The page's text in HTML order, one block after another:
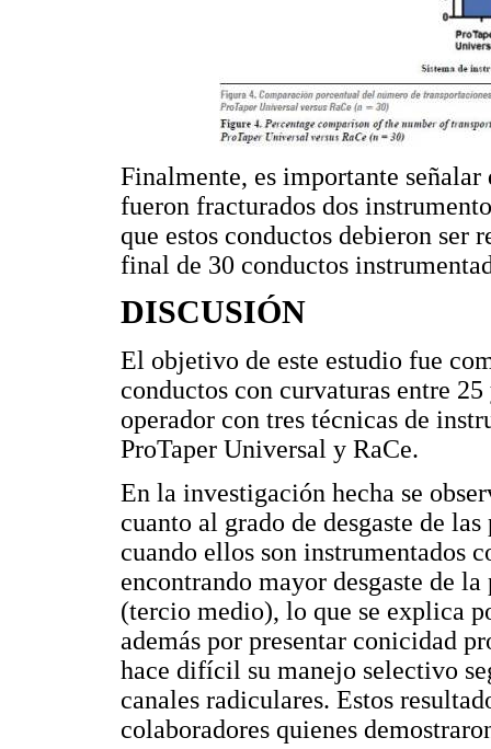
Finalmente, es importante
fueron fracturados dos
que estos conductos debieron ser
final de 30 conductos
DISCUSIÓN
El objetivo de este estudio fue
conductos con curvaturas entre
operador con tres técnicas de
ProTaper Universal y RaCe.
En la investigación hecha se
cuanto al grado de desgaste de
cuando ellos son instrumentados
encontrando mayor desgaste de
(tercio medio), lo que se explica
además por presentar conicidad
hace difícil su manejo selectivo
canales radiculares. Estos
colaboradores quienes